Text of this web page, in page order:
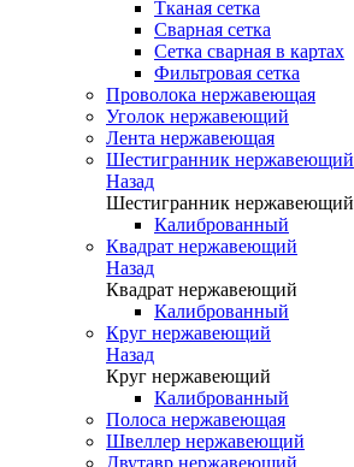
Тканая сетка
Сварная сетка
Сетка сварная в картах
Фильтровая сетка
Проволока нержавеющая
Уголок нержавеющий
Лента нержавеющая
Шестигранник нержавеющий
Назад
Шестигранник нержавеющий
Калиброванный
Квадрат нержавеющий
Назад
Квадрат нержавеющий
Калиброванный
Круг нержавеющий
Назад
Круг нержавеющий
Калиброванный
Полоса нержавеющая
Швеллер нержавеющий
Двутавр нержавеющий